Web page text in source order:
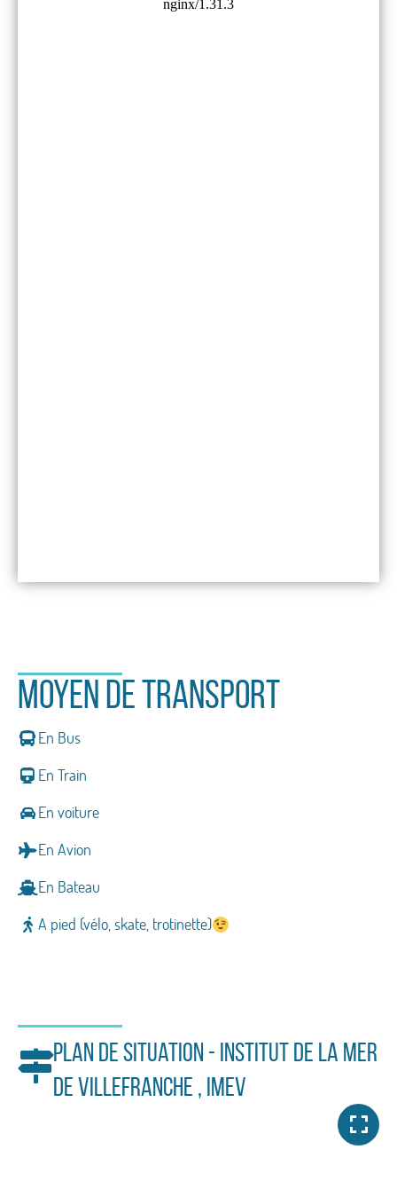
Moyen de transport
En Bus
En Train
En voiture
En Avion
En Bateau
A pied (vélo, skate, trotinette)
Plan de situation - INSTITUT DE LA MER
DE VILLEFRANCHE , IMEV